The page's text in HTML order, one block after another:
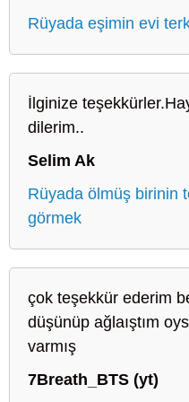
Rüyada eşimin evi
İlginize
dilerim..
Selim Ak
Rüyada ölmüş birinin
görmek
çok teşekkür ederim
düşünüp ağlaıştım
varmış
7Breath_BTS (yt)